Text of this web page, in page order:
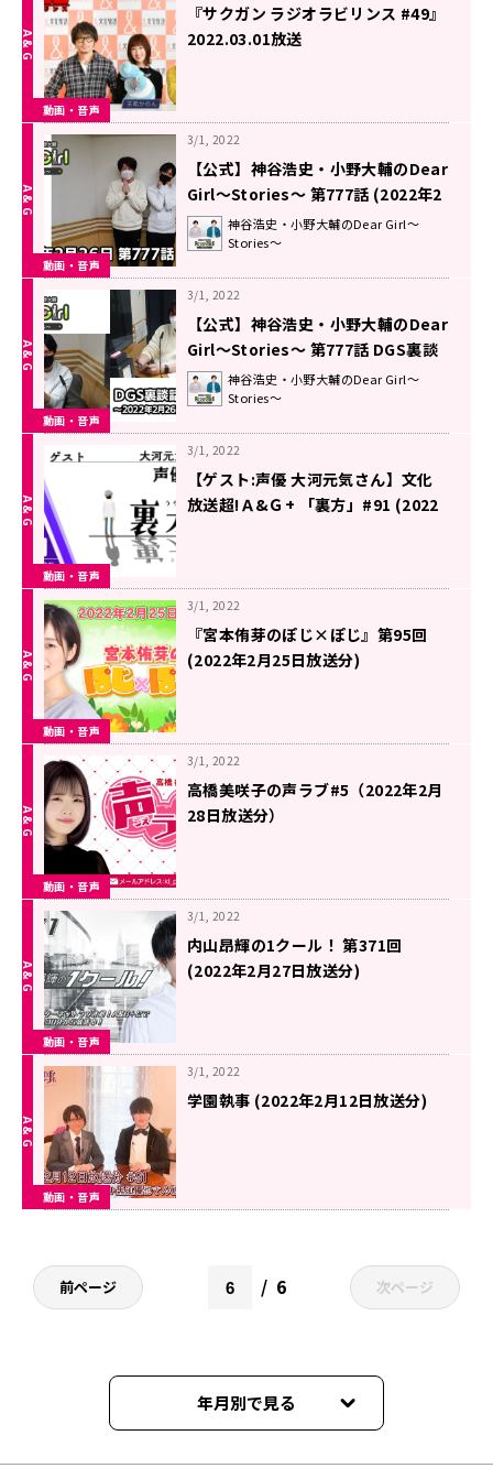
動画・音声
『サクガン ラジオラビリンス #49』
2022.03.01放送
動画・音声
3/1, 2022
【公式】神谷浩史・小野大輔のDear
Girl〜Stories〜 第777話 (2022年2
月26日放送分)
神谷浩史・小野大輔のDear Girl～
Stories～
動画・音声
3/1, 2022
【公式】神谷浩史・小野大輔のDear
Girl〜Stories〜 第777話 DGS裏談
話室 (2022年2月26日放送分)
神谷浩史・小野大輔のDear Girl～
Stories～
動画・音声
3/1, 2022
【ゲスト:声優 大河元気さん】文化
放送超!Ａ&Ｇ+ 「裏方」#91 (2022
動画・音声
3/1, 2022
『宮本侑芽のぽじ×ぽじ』第95回
(2022年2月25日放送分)
動画・音声
3/1, 2022
高橋美咲子の声ラブ#5（2022年2月
28日放送分）
動画・音声
3/1, 2022
内山昂輝の1クール！ 第371回
(2022年2月27日放送分)
動画・音声
3/1, 2022
学園執事 (2022年2月12日放送分)
前ページ 6 次ページ
年月別で見る
2026年06月